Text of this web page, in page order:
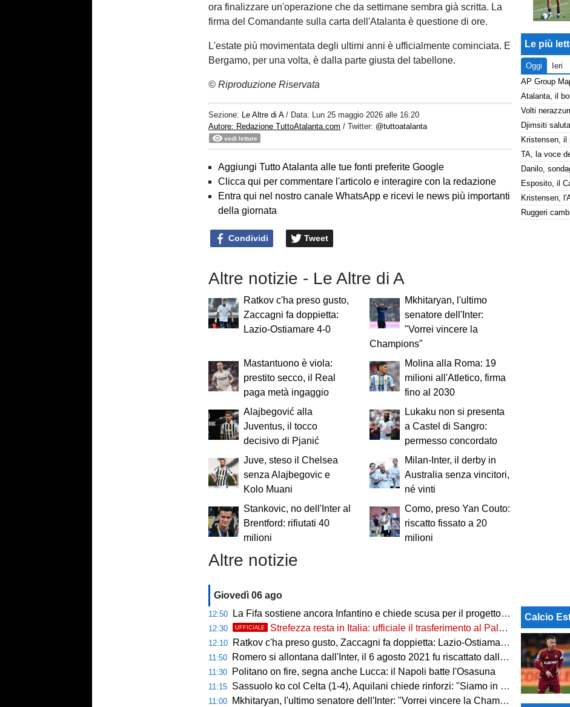
ora finalizzare un'operazione che da settimane sembra già scritta. La
firma del Comandante sulla carta dell'Atalanta è questione di ore.
L'estate più movimentata degli ultimi anni è ufficialmente cominciata. E
Bergamo, per una volta, è dalla parte giusta del tabellone.
© Riproduzione Riservata
Sezione: Le Altre di A/ Data: Lun 25 maggio 2026 alle 16:20
Autore: Redazione TuttoAtalanta.com / Twitter: @tuttoatalanta
vedi letture
Aggiungi Tutto Atalanta alle tue fonti preferite Google
Clicca qui per commentare l'articolo e interagire con la redazione
Entra qui nel nostro canale WhatsApp e ricevi le news più importanti
della giornata
Condividi Tweet
Altre notizie - Le Altre di A
Ratkov c'ha preso gusto,
Zaccagni fa doppietta:
Lazio-Ostiamare 4-0
Mkhitaryan, l'ultimo
senatore dell'Inter:
"Vorrei vincere la
Champions"
Mastantuono è viola:
prestito secco, il Real
paga metà ingaggio
Molina alla Roma: 19
milioni all'Atletico, firma
fino al 2030
Alajbegović alla
Juventus, il tocco
decisivo di Pjanić
Lukaku non si presenta
a Castel di Sangro:
permesso concordato
Juve, steso il Chelsea
senza Alajbegovic e
Kolo Muani
Milan-Inter, il derby in
Australia senza vincitori,
né vinti
Stankovic, no dell'Inter al
Brentford: rifiutati 40
milioni
Como, preso Yan Couto:
riscatto fissato a 20
milioni
Altre notizie
Giovedì 06 ago
12:50 La Fifa sostiene ancora Infantino e chiede scusa per il progetto FFE
12:30 UFFICIALE Strefezza resta in Italia: ufficiale il trasferimento al Palermo
12:10 Ratkov c'ha preso gusto, Zaccagni fa doppietta: Lazio-Ostiamare 4-0
11:50 Romero si allontana dall'Inter, il 6 agosto 2021 fu riscattato dalla Dea
11:30 Politano on fire, segna anche Lucca: il Napoli batte l'Osasuna
11:15 Sassuolo ko col Celta (1-4), Aquilani chiede rinforzi: "Siamo in difficoltà"
11:00 Mkhitaryan, l'ultimo senatore dell'Inter: "Vorrei vincere la Champions"
Le più
Oggi
Ieri
Kristensen, il
Calcio